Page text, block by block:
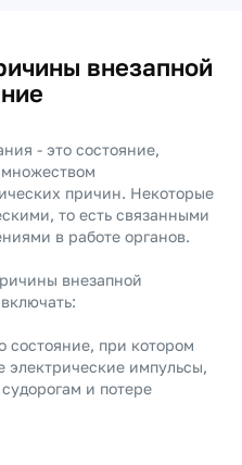
внезапной
- это состояние,
причин. Некоторые
то есть связанными
в работе органов.
внезапной
при котором
электрические импульсы,
и потере